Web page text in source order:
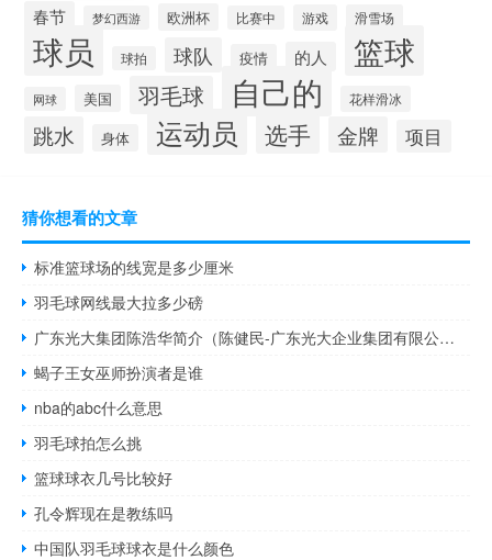
春节 梦幻西游 欧洲杯 比赛中 游戏 滑雪场
球员 球拍 球队 疫情 的人 篮球
网球 美国 羽毛球 自己的 花样滑冰
跳水 身体 运动员 选手 金牌 项目
猜你想看的文章
标准篮球场的线宽是多少厘米
羽毛球网线最大拉多少磅
广东光大集团陈浩华简介（陈健民-广东光大企业集团有限公司总裁介绍）
蝎子王女巫师扮演者是谁
nba的abc什么意思
羽毛球拍怎么挑
篮球球衣几号比较好
孔令辉现在是教练吗
中国队羽毛球球衣是什么颜色